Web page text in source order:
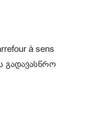
à sens
გადავასწრო